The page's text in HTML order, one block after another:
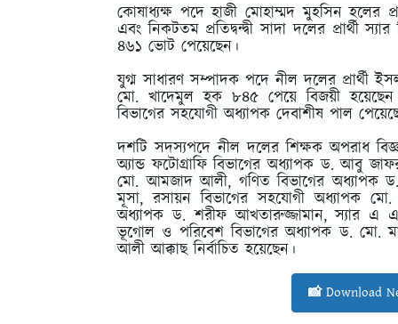
কোষাধ্যক্ষ পদে হাজী মোহাম্মদ মুহসিন
এবং নিকটতম প্রতিদ্বন্দ্বী সাদা দলের প্রার্থী
৪৬১ ভোট পেয়েছেন।
যুগ্ম সাধারণ সম্পাদক পদে নীল দলের প্রার্থী
মো. খাদেমুল হক ৮৪৫ পেয়ে বিজয়ী হয়েছেন
বিভাগের সহযোগী অধ্যাপক দেবাশীষ পাল
দশটি সদস্যপদে নীল দলের শিক্ষক অপরাধ
অ্যান্ড ফটোগ্রাফি বিভাগের অধ্যাপক ড. আবু
মো. আমজাদ আলী, গণিত বিভাগের অধ্যাপক ড.
মূসা, রসায়ন বিভাগের সহযোগী অধ্যাপক
অধ্যাপক ড. শরীফ আখতারুজ্জামান, স্যার এ
ভূগোল ও পরিবেশ বিভাগের অধ্যাপক ড. মো.
আলী আক্কাছ নির্বাচিত হয়েছেন।
📸 Download